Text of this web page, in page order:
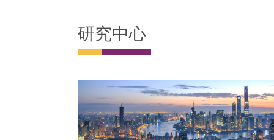
研究中心